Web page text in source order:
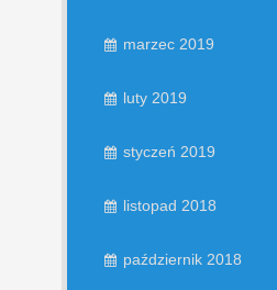
marzec 2019
luty 2019
styczeń 2019
listopad 2018
październik 2018